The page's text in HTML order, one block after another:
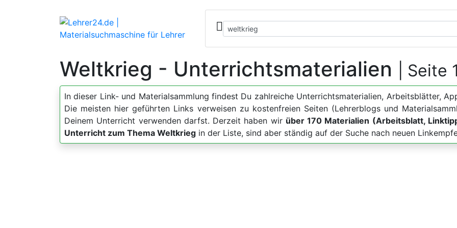
Weltkrieg - Unterrichtsmaterialien | Seite
In dieser Link- und Materialsammlung findest Du zahlreiche Unterrichtsmaterialien, Arbeitsblätter,
Die meisten hier geführten Links verweisen zu kostenfreien Seiten (Lehrerblogs und
Deinem Unterricht verwenden darfst. Derzeit haben wir über 170 Materialien (Arbeitsblatt,
Unterricht zum Thema Weltkrieg in der Liste, sind aber ständig auf der Suche nach neuen